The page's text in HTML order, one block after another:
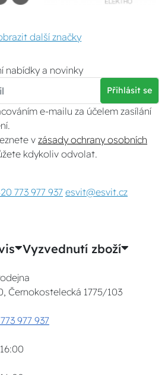
další značky
nabídky a novinky
Přihlásit se
e-mailu za účelem zasílání
v zásady ochrany osobních
kdykoliv odvolat.
773 977 937 esvit@esvit.cz
Vyzvednutí zboží
Černokostelecká 1775/103
977 937